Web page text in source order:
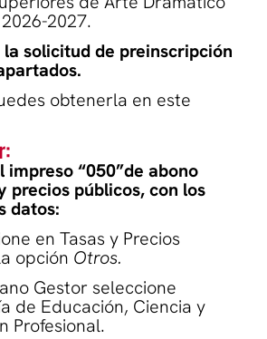
2027.
solicitud de preinscripción
obtenerla en este
impreso “050”de abono
precios públicos, con los
datos:
en Tasas y Precios
opción Otros.
Gestor seleccione
de Educación, Ciencia y
Profesional.